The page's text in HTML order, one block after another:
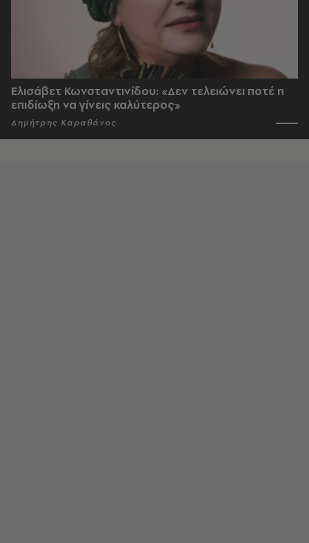
Ελισάβετ Κωνσταντινίδου: «Δεν τελειώνει ποτέ η
επιδίωξη να γίνεις καλύτερος»
Δημήτρης Καραθάνος